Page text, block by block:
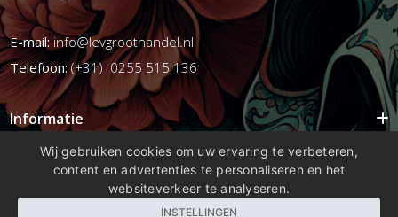
E-mail:info@levgroothandel.nl
Telefoon:(+31) 0255 515 136
Informatie
Mijn account
Wij gebruiken cookies om uw ervaring te verbeteren,
content en advertenties te personaliseren en het
websiteverkeer te analyseren.
INSTELLINGEN